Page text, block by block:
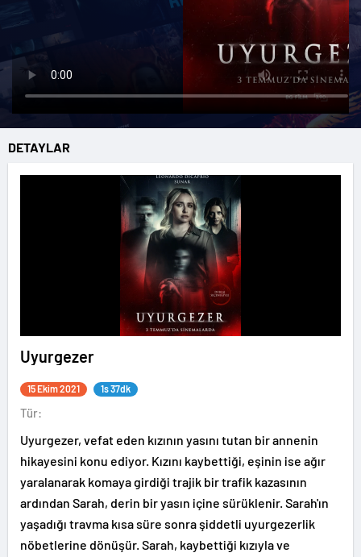
DETAYLAR
Uyurgezer
15 Ekim 2021 1s 37dk
Tür:
Uyurgezer, vefat eden kızının yasını tutan bir annenin
hikayesini konu ediyor. Kızını kaybettiği, eşinin ise ağır
yaralanarak komaya girdiği trajik bir trafik kazasının
ardından Sarah, derin bir yasın içine sürüklenir. Sarah'ın
yaşadığı travma kısa süre sonra şiddetli uyurgezerlik
nöbetlerine dönüşür. Sarah, kaybettiği kızıyla ve